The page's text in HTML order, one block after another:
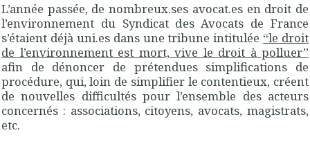
L’année passée, de nombreux.ses avocat.es en droit de
l’environnement du Syndicat des Avocats de France
s’étaient déjà uni.es dans une tribune intitulée “le droit
de l’environnement est mort, vive le droit à polluer”
afin de dénoncer de prétendues simplifications de
procédure, qui, loin de simplifier le contentieux, créent
de nouvelles difficultés pour l’ensemble des acteurs
concernés : associations, citoyens, avocats, magistrats,
etc.